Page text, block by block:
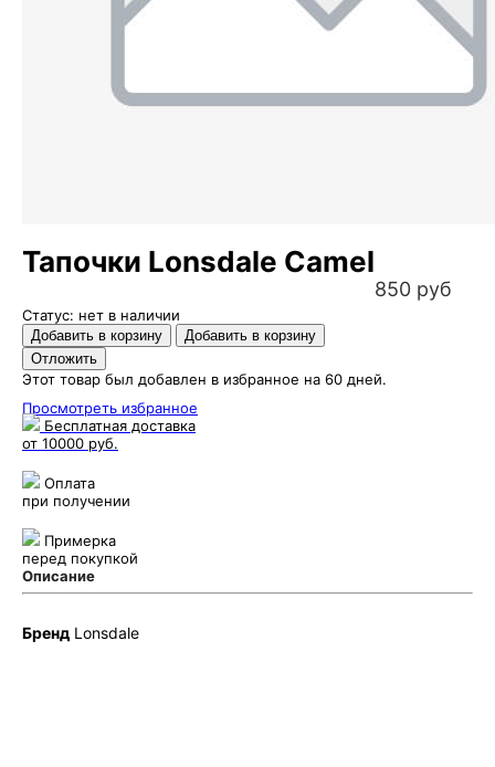
Тапочки Lonsdale Camel
850 руб
Статус: нет в наличии
Этот товар был добавлен в избранное на 60 дней.
Просмотреть избранное
Бесплатная доставка
от 10000 руб.
Оплата
при получении
Примерка
перед покупкой
Описание
Бренд Lonsdale